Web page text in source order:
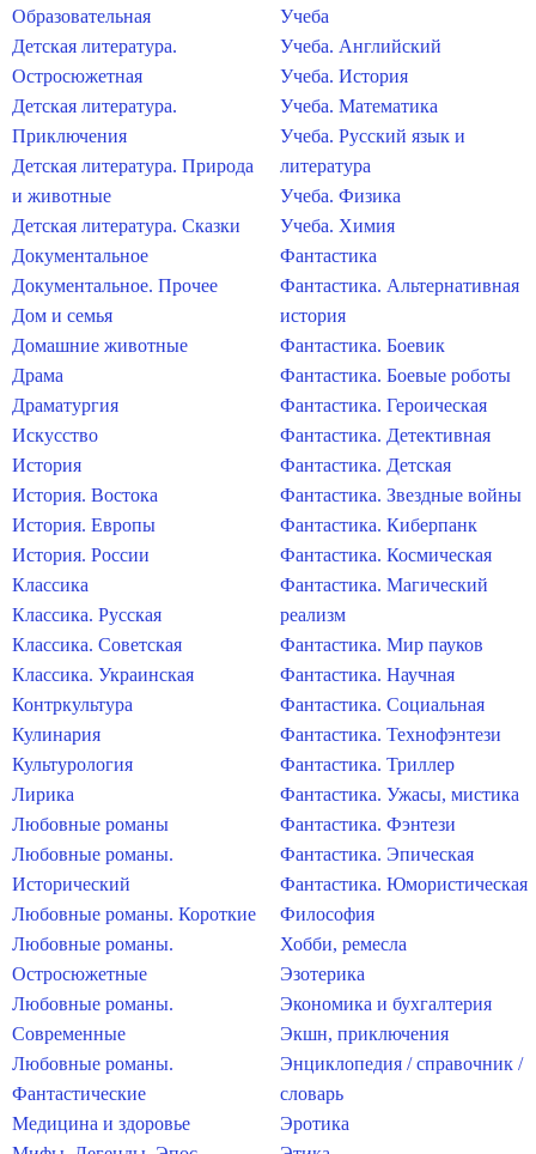
Образовательная
Детская литература.
Остросюжетная
Детская литература.
Приключения
Детская литература. Природа
и животные
Детская литература. Сказки
Документальное
Документальное. Прочее
Дом и семья
Домашние животные
Драма
Драматургия
Искусство
История
История. Востока
История. Европы
История. России
Классика
Классика. Русская
Классика. Советская
Классика. Украинская
Контркультура
Кулинария
Культурология
Лирика
Любовные романы
Любовные романы.
Исторический
Любовные романы. Короткие
Любовные романы.
Остросюжетные
Любовные романы.
Современные
Любовные романы.
Фантастические
Медицина и здоровье
Учеба
Учеба. Английский
Учеба. История
Учеба. Математика
Учеба. Русский язык и
литература
Учеба. Физика
Учеба. Химия
Фантастика
Фантастика. Альтернативная
история
Фантастика. Боевик
Фантастика. Боевые роботы
Фантастика. Героическая
Фантастика. Детективная
Фантастика. Детская
Фантастика. Звездные войны
Фантастика. Киберпанк
Фантастика. Космическая
Фантастика. Магический
реализм
Фантастика. Мир пауков
Фантастика. Научная
Фантастика. Социальная
Фантастика. Технофэнтези
Фантастика. Триллер
Фантастика. Ужасы, мистика
Фантастика. Фэнтези
Фантастика. Эпическая
Фантастика. Юмористическая
Философия
Хобби, ремесла
Эзотерика
Экономика и бухгалтерия
Экшн, приключения
Энциклопедия / справочник /
словарь
Эротика